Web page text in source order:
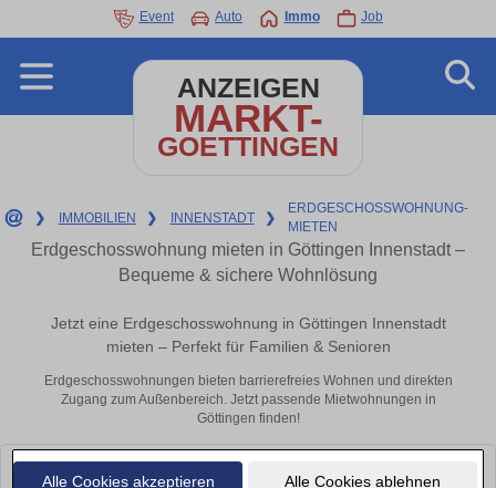
Alle Cookies akzeptieren Alle Cookies ablehnen
Event Auto Immo Job
ANZEIGEN
MARKT-
GOETTINGEN
❯ IMMOBILIEN ❯ INNENSTADT ❯
ERDGESCHOSSWOHNUNG-
MIETEN
Erdgeschosswohnung mieten in Göttingen Innenstadt –
Bequeme & sichere Wohnlösung
Jetzt eine Erdgeschosswohnung in Göttingen Innenstadt
mieten – Perfekt für Familien & Senioren
Erdgeschosswohnungen bieten barrierefreies Wohnen und direkten
Zugang zum Außenbereich. Jetzt passende Mietwohnungen in
Göttingen finden!
Leider konnten wir derzeit keine passenden Objekte finden. Schauen Sie